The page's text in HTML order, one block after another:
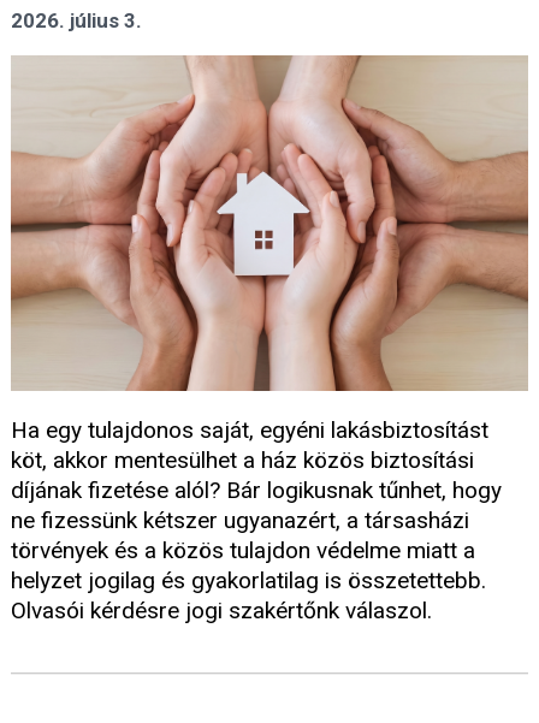
2026. július 3.
Ha egy tulajdonos saját, egyéni lakásbiztosítást
köt, akkor mentesülhet a ház közös biztosítási
díjának fizetése alól? Bár logikusnak tűnhet, hogy
ne fizessünk kétszer ugyanazért, a társasházi
törvények és a közös tulajdon védelme miatt a
helyzet jogilag és gyakorlatilag is összetettebb.
Olvasói kérdésre jogi szakértőnk válaszol.